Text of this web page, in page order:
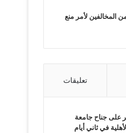
من المخالفين لأمر منع
تعليقات
على جناح جامعة
في ثاني أيام